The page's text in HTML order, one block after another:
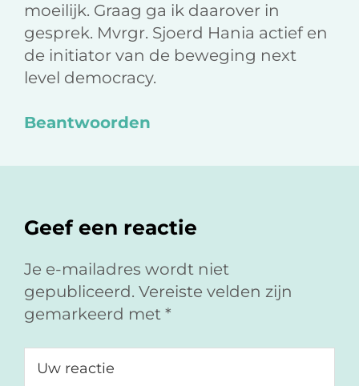
moeilijk. Graag ga ik daarover in
gesprek. Mvrgr. Sjoerd Hania actief en
de initiator van de beweging next
level democracy.
Beantwoorden
Geef een reactie
Je e-mailadres wordt niet
gepubliceerd. Vereiste velden zijn
gemarkeerd met *